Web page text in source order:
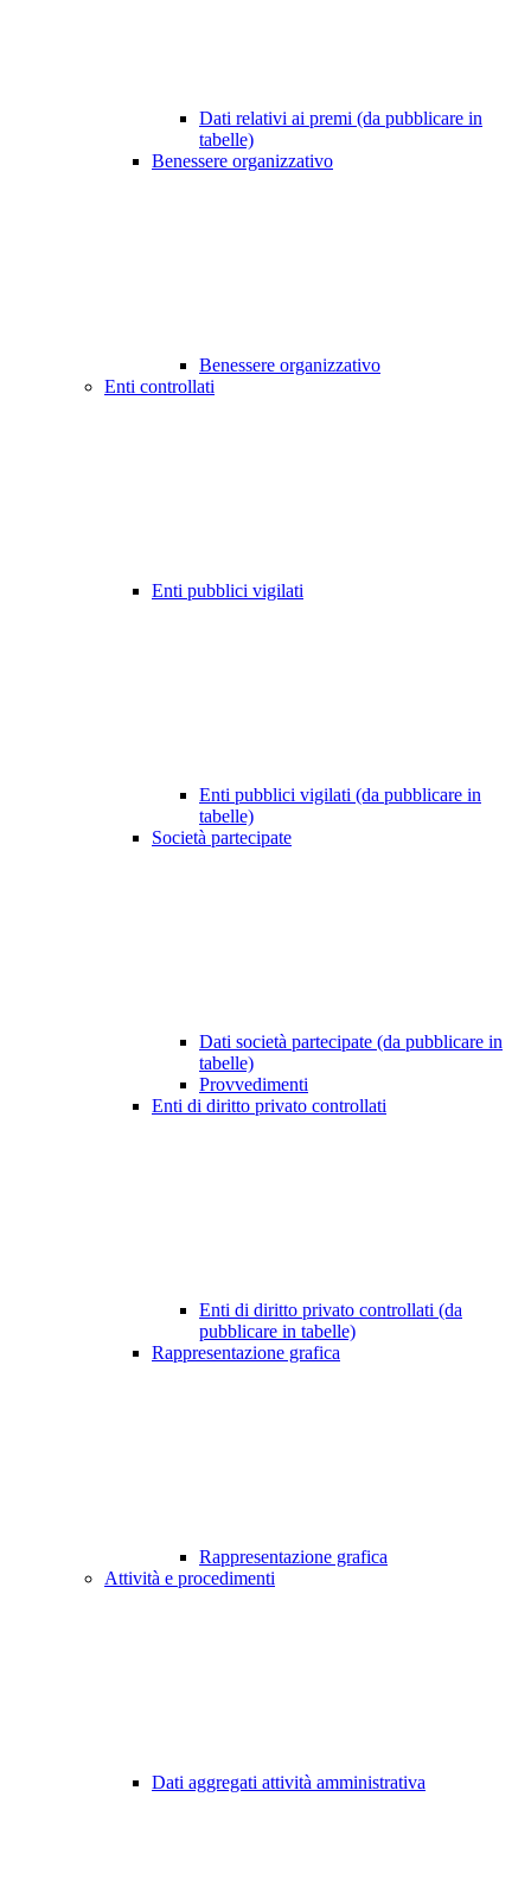
Dati relativi ai premi (da pubblicare in
tabelle)
Benessere organizzativo
Benessere organizzativo
Enti controllati
Enti pubblici vigilati
Enti pubblici vigilati (da pubblicare in
tabelle)
Società partecipate
Dati società partecipate (da pubblicare in
tabelle)
Provvedimenti
Enti di diritto privato controllati
Enti di diritto privato controllati (da
pubblicare in tabelle)
Rappresentazione grafica
Rappresentazione grafica
Attività e procedimenti
Dati aggregati attività amministrativa